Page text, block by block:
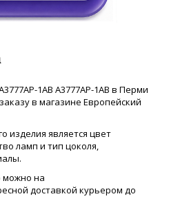
1AB A3777AP-1AB в Перми
в магазине Европейский
изделия является цвет
ламп и тип цоколя,
можно на
доставкой курьером до